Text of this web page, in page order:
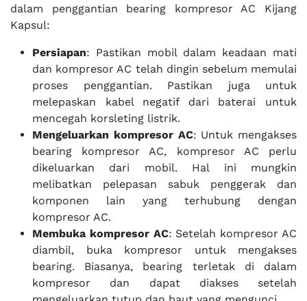
dalam penggantian bearing kompresor AC Kijang
Kapsul:
Persiapan: Pastikan mobil dalam keadaan mati
dan kompresor AC telah dingin sebelum memulai
proses penggantian. Pastikan juga untuk
melepaskan kabel negatif dari baterai untuk
mencegah korsleting listrik.
Mengeluarkan kompresor AC: Untuk mengakses
bearing kompresor AC, kompresor AC perlu
dikeluarkan dari mobil. Hal ini mungkin
melibatkan pelepasan sabuk penggerak dan
komponen lain yang terhubung dengan
kompresor AC.
Membuka kompresor AC: Setelah kompresor AC
diambil, buka kompresor untuk mengakses
bearing. Biasanya, bearing terletak di dalam
kompresor dan dapat diakses setelah